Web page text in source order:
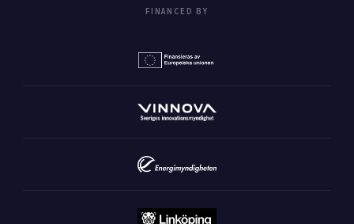
FINANCED BY